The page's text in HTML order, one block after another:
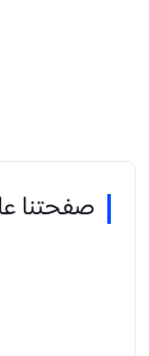
صفحتنا